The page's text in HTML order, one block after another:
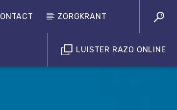
ZORGKRANT
LUISTER RAZO ONLINE